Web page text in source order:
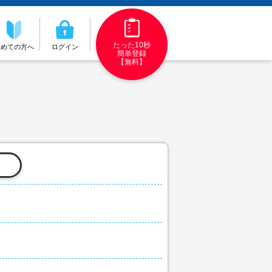
ての方へ ログイン
たった10秒
簡単登録
【無料】